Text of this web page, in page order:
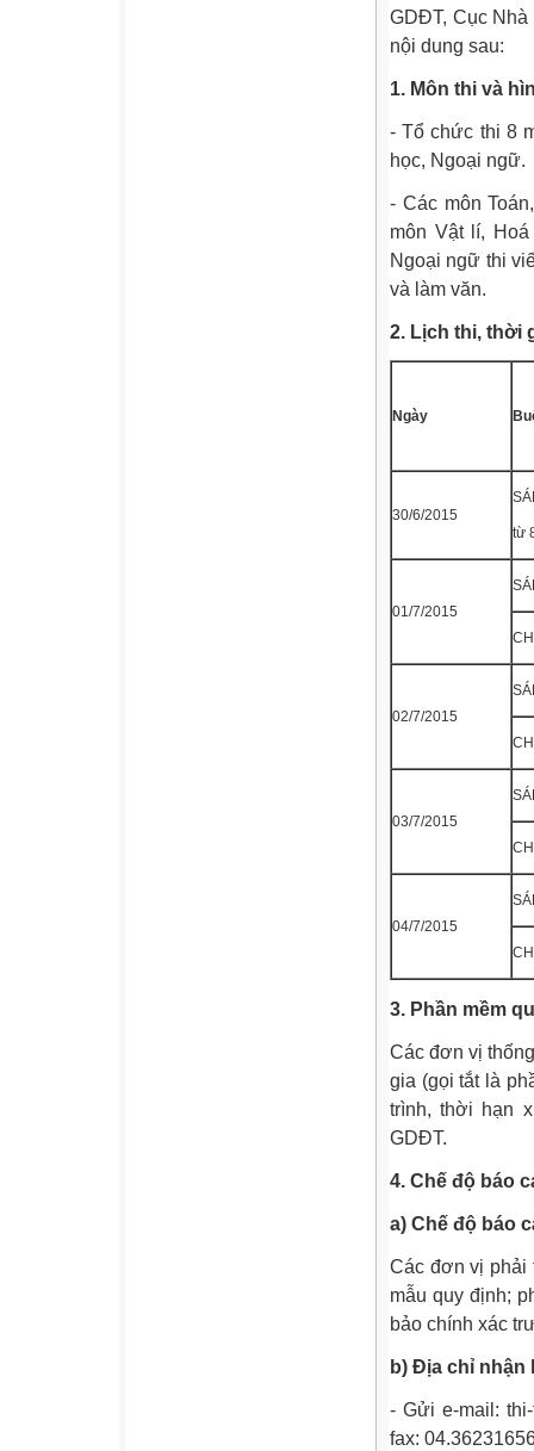
GDĐT, Cục
nội dung sau:
1. Môn thi và
- Tổ chức thi 8
học, Ngoại ngữ.
- Các môn
môn Vật lí,
Ngoại ngữ thi
và làm văn.
2. Lịch thi, thời
Ngày
30/6/2015
từ
01/7/2015
02/7/2015
03/7/2015
04/7/2015
3. Phần mềm
Các đơn vị
gia (gọi tắt là
trình, thời hạn
GDĐT.
4. Chế độ báo
a) Chế độ báo
Các đơn vị phải
mẫu quy định;
bảo chính xác
b) Địa chỉ nhận
- Gửi e-mail:
fax: